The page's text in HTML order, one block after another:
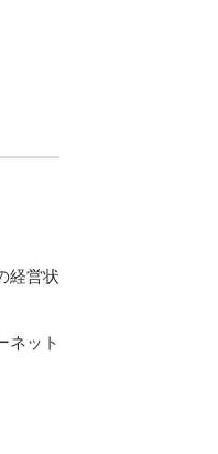
経営状
ネット